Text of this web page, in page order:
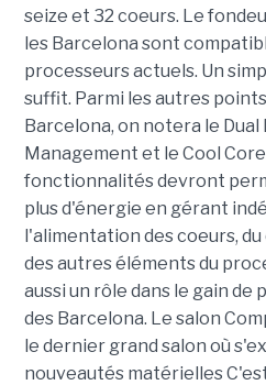
seize et 32 coeurs. Le
les Barcelona sont
processeurs actuels. Un
suffit. Parmi les autres
Barcelona, on notera le Dual
Management et le Cool
fonctionnalités devront
plus d'énergie en gérant
l'alimentation des coeurs,
des autres éléments du
aussi un rôle dans le gain
des Barcelona. Le salon
le dernier grand salon où
nouveautés matérielles